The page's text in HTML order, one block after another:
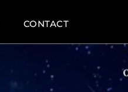
CONTACT